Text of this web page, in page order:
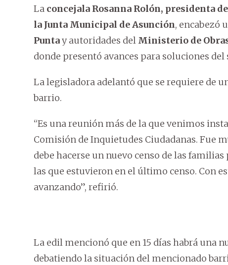
La concejala Rosanna Rolón, presidenta
la Junta Municipal de Asunción, encabezó
Puntay autoridades del Ministerio de
donde presentó avances para soluciones del
La legisladora adelantó que se requiere de
barrio.
“Es una reunión más de la que venimos
Comisión de Inquietudes Ciudadanas. Fue
debe hacerse un nuevo censo de las
las que estuvieron en el último censo. Con
avanzando”, refirió.
La edil mencionó que en 15 días habrá una
debatiendo la situación del mencionado